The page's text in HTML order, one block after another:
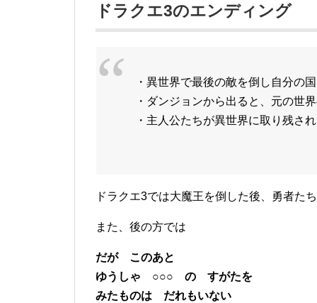
ドラクエ3のエンディング
・異世界で最後の敵を倒し自分の
・ダンジョンから出ると、元の世
・主人公たちが異世界に取り残さ
ドラクエ3では大魔王を倒した後、勇者た
また、後の方では
だが このあと
ゆうしゃ ○○○ の すがたを
みたものは だれもいない